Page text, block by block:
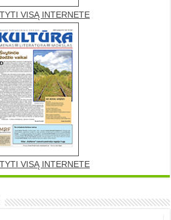
VISĄ INTERNETE
VISĄ INTERNETE